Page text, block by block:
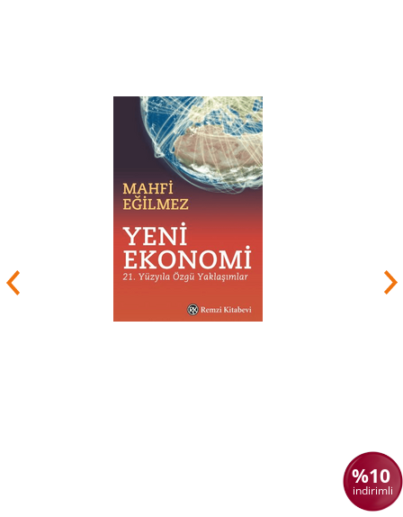
Castells ayrıca, UNESCO, Uluslararası Çalışma
Örgütü (ILO), Birleşmiş Milletler Kalkınma
Programı (UNDP), ABD Uluslararası Kalkınma
Ajansı (USAID), Avrupa Komisyonu (EC), Şili
(Allende yönetimi), Meksika, Fransa, Ekvator,
Rusya, Brezilya, Portekiz, İspanya ve Güney
Afrika hükümetlerine danışmanlık yapmıştır.
%10
indirimli